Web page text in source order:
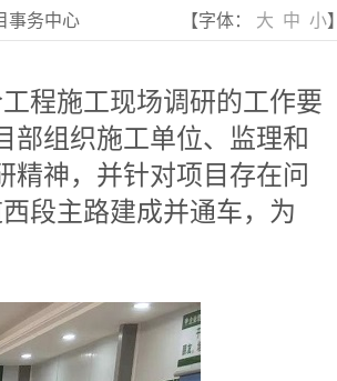
事务中心 【字体： 大 中 小】
程施工现场调研的工作要
部组织施工单位、监理和
精神，并针对项目存在问
段主路建成并通车，为